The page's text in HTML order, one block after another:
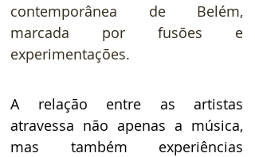
contemporânea de Belém,
marcada por fusões e
experimentações.
A relação entre as artistas
atravessa não apenas a música,
mas também experiências